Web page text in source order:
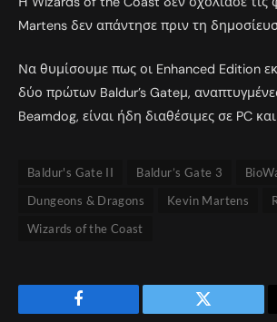
Martens δεν απάντησε πριν τη
Να θυμίσουμε πως οι Enhanced Edition
δύο πρώτων Baldur’s Gateμ,
Beamdog, είναι ήδη διαθέσιμες σε PC
Baldur's Gate II Baldur’s Gate 3
Dungeons & Dragons
Kevin Martens
Wizards of the Coast
Facebook Twitter